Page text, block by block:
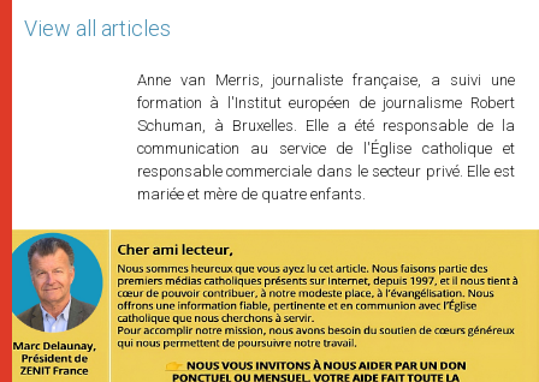
View all articles
Anne van Merris, journaliste française, a suivi une
formation à l'Institut européen de journalisme Robert
Schuman, à Bruxelles. Elle a été responsable de la
communication au service de l'Église catholique et
responsable commerciale dans le secteur privé. Elle est
mariée et mère de quatre enfants.